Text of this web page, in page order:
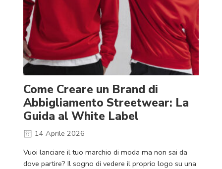
Come Creare un Brand di
Abbigliamento Streetwear: La
Guida al White Label
14 Aprile 2026
Vuoi lanciare il tuo marchio di moda ma non sai da
dove partire? Il sogno di vedere il proprio logo su una